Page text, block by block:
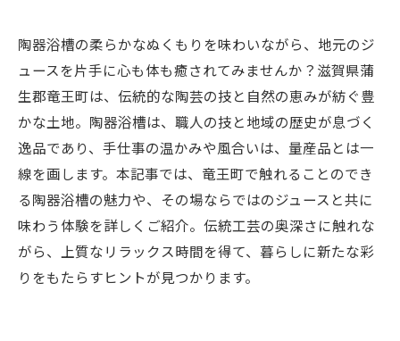
陶器浴槽の柔らかなぬくもりを味わいながら、地元のジ
ュースを片手に心も体も癒されてみませんか？滋賀県蒲
生郡竜王町は、伝統的な陶芸の技と自然の恵みが紡ぐ豊
かな土地。陶器浴槽は、職人の技と地域の歴史が息づく
逸品であり、手仕事の温かみや風合いは、量産品とは一
線を画します。本記事では、竜王町で触れることのでき
る陶器浴槽の魅力や、その場ならではのジュースと共に
味わう体験を詳しくご紹介。伝統工芸の奥深さに触れな
がら、上質なリラックス時間を得て、暮らしに新たな彩
りをもたらすヒントが見つかります。